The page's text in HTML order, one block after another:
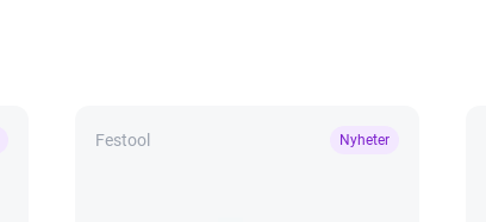
Festool Nyheter